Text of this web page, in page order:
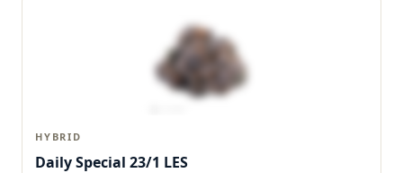
HYBRID
Daily Special 23/1 LES